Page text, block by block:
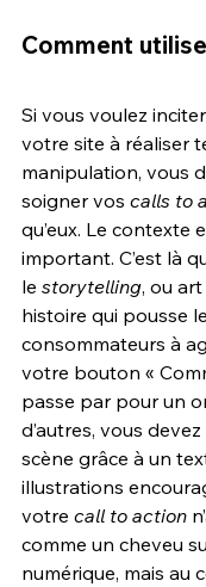
Comment
Si vous voulez
votre site à réaliser
manipulation, vous
soigner vos calls to
qu’eux. Le contexte
important. C’est là
le storytelling, ou
histoire qui pousse
consommateurs à
votre bouton «
passe par pour un
d’autres, vous
scène grâce à un
illustrations
votre call to action
comme un cheveu
numérique, mais au